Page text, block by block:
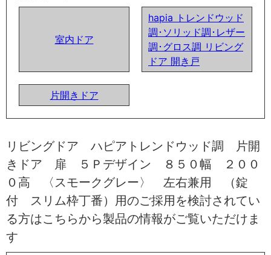
室内ドア
hapia トレンドウッド
調･ソリッド調･レザー
調･グロス調 リビング
ドア 開き戸
片開きドア
リビングドア ハピアトレンドウッド調 片開
きドア 扉 ５Ｐデザイン ８５０幅 ２００
０高 〈スモークグレー〉 左右兼用 （錠
付 スリム枠丁番）用のご採用を検討されてい
る方はこちらから製品の情報がご覧いただけま
す